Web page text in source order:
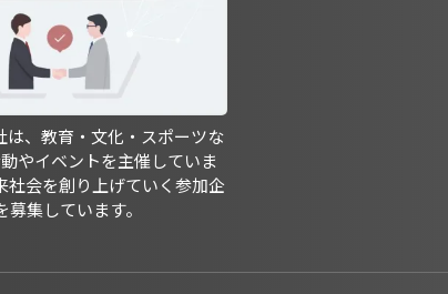
は、教育・文化・スポーツな
やイベントを主催していま
社会を創り上げていく参加企
募集しています。